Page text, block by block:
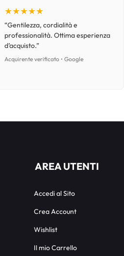
★★★★★
“Gentilezza, cordialità e
professionalità. Ottima esperienza
d’acquisto.”
Acquirente verificato • Google
AREA UTENTI
Accedi al Sito
Crea Account
Wishlist
Il mio Carrello